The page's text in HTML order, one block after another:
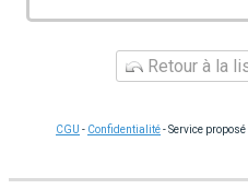
Retour à la
CGU - Confidentialité- Service